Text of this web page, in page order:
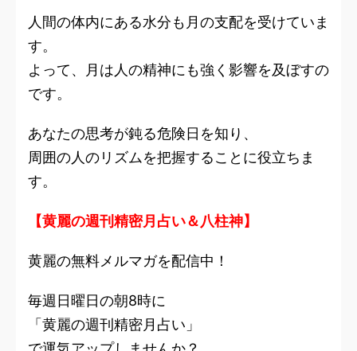
人間の体内にある水分も月の支配を受けていま
す。
よって、月は人の精神にも強く影響を及ぼすの
です。
あなたの思考が鈍る危険日を知り、
周囲の人のリズムを把握することに役立ちま
す。
【黄麗の週刊精密月占い＆八柱神】
黄麗の無料メルマガを配信中！
毎週日曜日の朝8時に
「黄麗の週刊精密月占い」